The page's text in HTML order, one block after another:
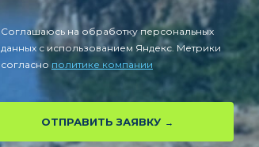
Соглашаюсь на обработку персональных
данных с использованием Яндекс. Метрики
согласно политике компании
ОТПРАВИТЬ ЗАЯВКУ